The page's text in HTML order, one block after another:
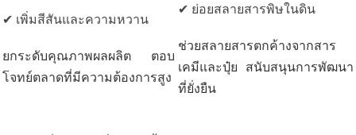
✔ เพิ่มสีสันและความหวาน
ยกระดับคุณภาพผลผลิต ตอบ
โจทย์ตลาดที่มีความต้องการสูง
✔ ย่อยสลายสารพิษในดิน
ช่วยสลายสารตกค้างจากสาร
เคมีและปุ๋ย สนับสนุนการพัฒนา
ที่ยั่งยืน